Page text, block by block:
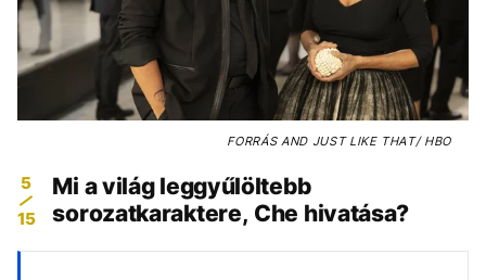
FORRÁSAND JUST LIKE THAT/ HBO
5
15
Mi a világ leggyűlöltebb
sorozatkaraktere, Che hivatása?